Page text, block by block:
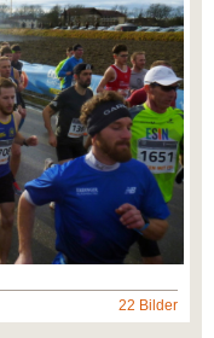
22 Bilder